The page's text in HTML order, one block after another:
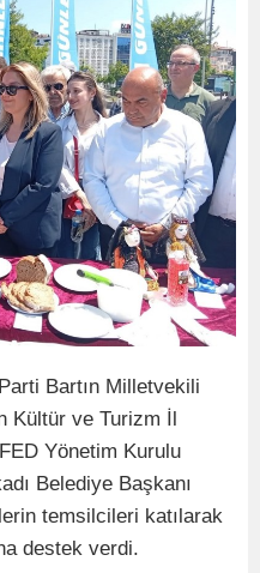
Bartın Milletvekili
Kültür ve Turizm İl
Yönetim Kurulu
Belediye Başkanı
temsilcileri katılarak
destek verdi.